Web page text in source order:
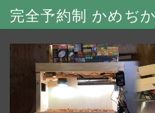
完全予約制 かめぢ